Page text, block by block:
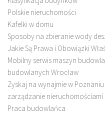
Polskie nieruchomości
Kafelki w domu
Sposoby na zbieranie wody
Jakie Są Prawa i Obowiązki
Mobilny serwis maszyn
budowlanych Wrocław
Zyskaj na wynajmie w
zarządzanie nieruchomościami
Praca budowlańca